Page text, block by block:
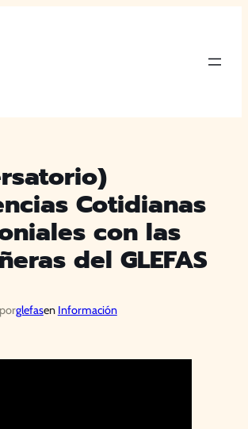
Cotidianas
con las
del GLEFAS
glefasen Información